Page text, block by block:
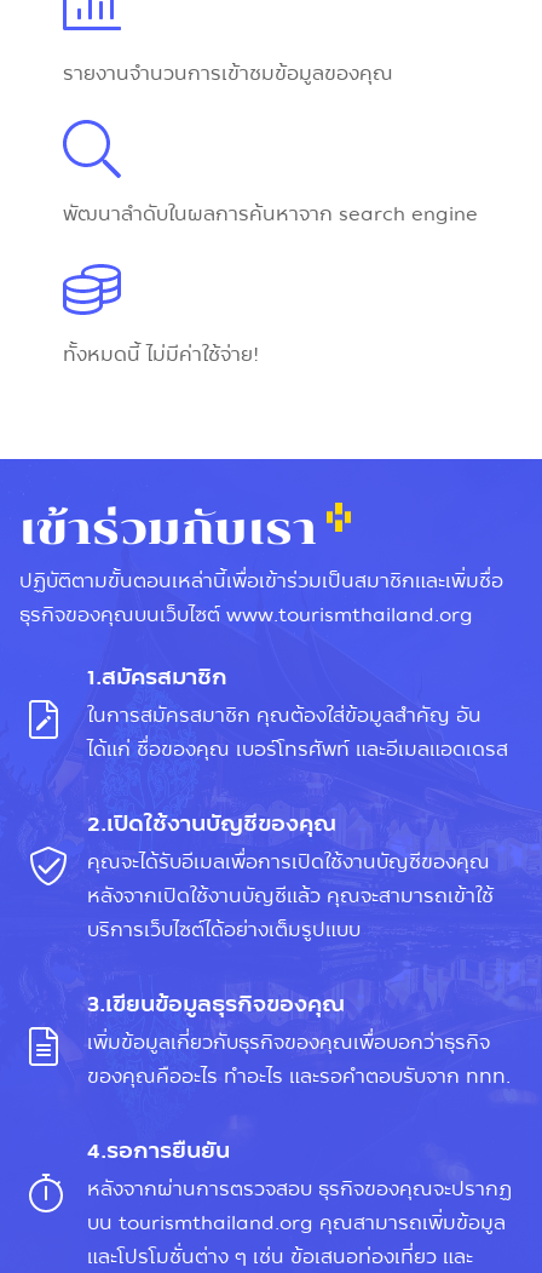
รายงานจำนวนการเข้าชมข้อมูลของคุณ
พัฒนาลำดับในผลการค้นหาจาก search engine
ทั้งหมดนี้ ไม่มีค่าใช้จ่าย!
เข้าร่วมกับเรา
ปฏิบัติตามขั้นตอนเหล่านี้เพื่อเข้าร่วมเป็นสมาชิกและเพิ่มชื่อ
ธุรกิจของคุณบนเว็บไซต์ www.tourismthailand.org
1.สมัครสมาชิก
ในการสมัครสมาชิก คุณต้องใส่ข้อมูลสำคัญ อัน
ได้แก่ ชื่อของคุณ เบอร์โทรศัพท์ และอีเมลแอดเดรส
2.เปิดใช้งานบัญชีของคุณ
คุณจะได้รับอีเมลเพื่อการเปิดใช้งานบัญชีของคุณ
หลังจากเปิดใช้งานบัญชีแล้ว คุณจะสามารถเข้าใช้
บริการเว็บไซต์ได้อย่างเต็มรูปแบบ
3.เขียนข้อมูลธุรกิจของคุณ
เพิ่มข้อมูลเกี่ยวกับธุรกิจของคุณเพื่อบอกว่าธุรกิจ
ของคุณคืออะไร ทำอะไร และรอคำตอบรับจาก ททท.
4.รอการยืนยัน
หลังจากผ่านการตรวจสอบ ธุรกิจของคุณจะปรากฏ
บน tourismthailand.org คุณสามารถเพิ่มข้อมูล
และโปรโมชั่นต่าง ๆ เช่น ข้อเสนอท่องเที่ยว และ